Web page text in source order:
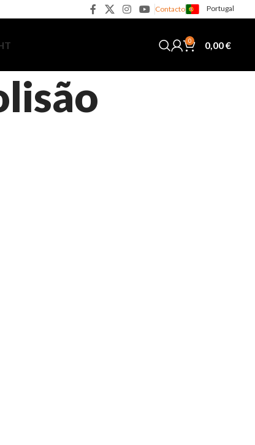
Contacto Portugal
0 0,00€